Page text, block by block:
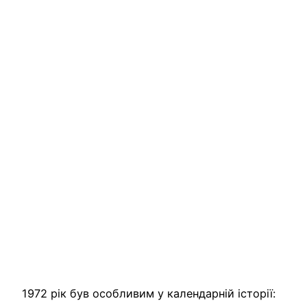
1972 рік був особливим у календарній історії: